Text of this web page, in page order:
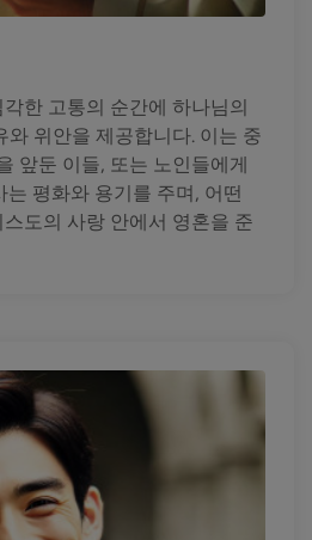
한 고통의 순간에 하나님의
와 위안을 제공합니다. 이는 중
앞둔 이들, 또는 노인들에게
는 평화와 용기를 주며, 어떤
도의 사랑 안에서 영혼을 준